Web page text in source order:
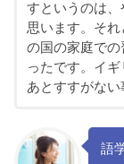
すというのは、
思います。そ
の国の家庭で
ったです。イ
あとすすがない
語